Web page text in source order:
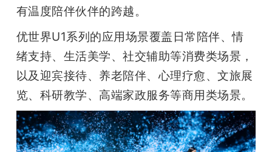
有温度陪伴伙伴的跨越。
优世界U1系列的应用场景覆盖日常陪伴、情
绪支持、生活美学、社交辅助等消费类场景，
以及迎宾接待、养老陪伴、心理疗愈、文旅展
览、科研教学、高端家政服务等商用类场景。